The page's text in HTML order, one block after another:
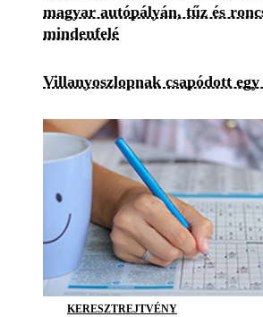
magyar autópályán, tűz és
mindenfelé
Villanyoszlopnak csapódott
KERESZTREJTVÉNY